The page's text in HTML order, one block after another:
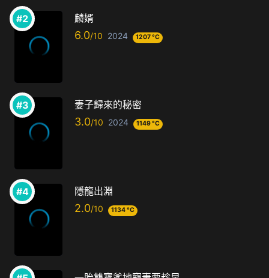
麟婿
6.0 2024 1207 °C
妻子歸來的秘密
3.0 2024 1149 °C
隱龍出淵
2.0 1134 °C